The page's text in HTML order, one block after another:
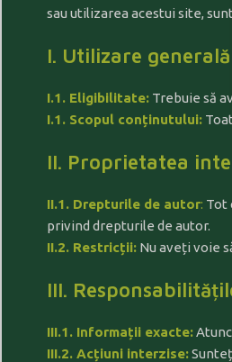
sau utilizarea acestui site,
I. Utilizare generală
I.1. Eligibilitate: Trebuie să
I.1. Scopul conținutului:
II. Proprietatea
II.1. Drepturile de autor: Tot
privind drepturile de autor.
II.2. Restricții: Nu aveți voie
III.
III.1. Informații exacte:
III.2. Acțiuni interzise: